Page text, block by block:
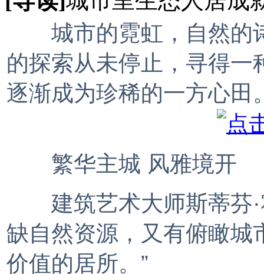
城市的霓虹，自然的
的探索从未停止，寻得
逐渐成为珍稀的一方心田
繁华主城 风雅境开
建筑艺术大师斯蒂芬·
缺自然资源，又有俯瞰城
价值的居所。”